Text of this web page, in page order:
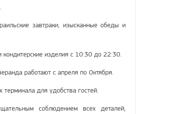
завтраки, изысканные обеды и
кондитерские изделия с 10:30 до 22:30.
работают с апреля по Октября.
для удобства гостей.
соблюдением всех деталей,